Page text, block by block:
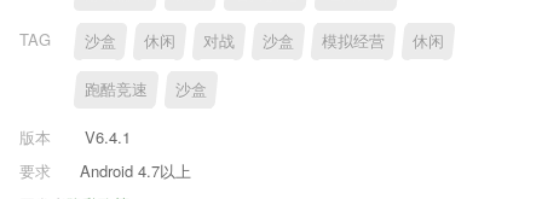
TAG 沙盒 休闲 对战 沙盒 模拟经营 休闲
跑酷竞速 沙盒
版本
V6.4.1
要求
Android 4.7以上